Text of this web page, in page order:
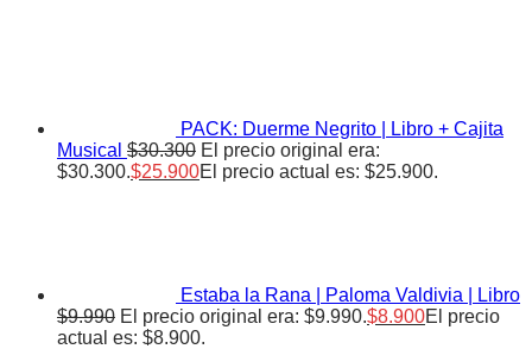
PACK: Duerme Negrito | Libro + Cajita
Musical $30.300 El precio original era:
$30.300.$25.900El precio actual es: $25.900.
Estaba la Rana | Paloma Valdivia | Libro
$9.990 El precio original era: $9.990.$8.900El precio
actual es: $8.900.